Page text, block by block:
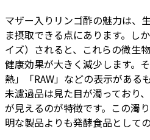
マザー入りリンゴ酢の魅力は、
ま摂取できる点にあります。し
イズ）されると、これらの微生
健康効果が大きく減少します。
熱」「RAW」などの表示がある
未濾過品は見た目が濁っており
が見えるのが特徴です。この濁
明な製品よりも発酵食品として